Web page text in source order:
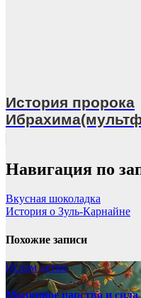
История пророка
Навигация по
Вкусная шоколадка
История о Зуль-Карнайне
Похожие записи
Ислам детям
Мышиное царство и сила